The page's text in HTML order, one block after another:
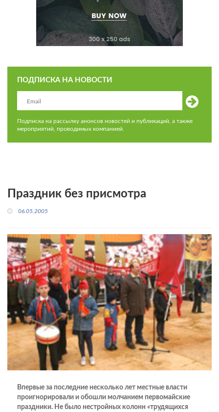
ПОДПИСКА НА НОВОСТИ
Подписка на рассылку анонсов новостей и публикаций, а также
мероприятий, проводимых компанией.
Праздник без присмотра
06.05.2005
Впервые за последние несколько лет местные власти
проигнорировали и обошли молчанием первомайские
праздники. Не было нестройных колонн «трудящихся